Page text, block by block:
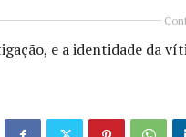
e a identidade da